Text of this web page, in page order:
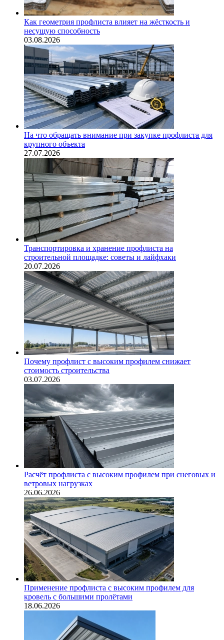
Как геометрия профлиста влияет на жёсткость и
несущую способность
03.08.2026
На что обращать внимание при закупке профлиста для
крупного объекта
27.07.2026
Транспортировка и хранение профлиста на
строительной площадке: советы и лайфхаки
20.07.2026
Почему профлист с высоким профилем снижает
стоимость строительства
03.07.2026
Расчёт профлиста с высоким профилем при снеговых и
ветровых нагрузках
26.06.2026
Применение профлиста с высоким профилем для
кровель с большими пролётами
18.06.2026